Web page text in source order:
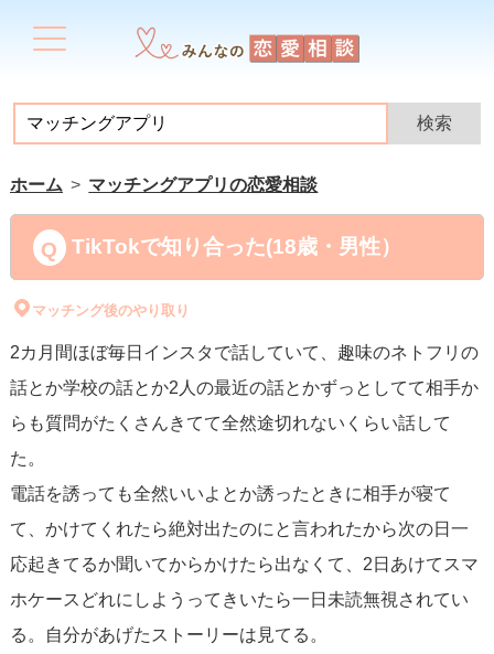
ホーム マッチングアプリの恋愛相談
TikTokで知り合った(18歳・男性）
マッチング後のやり取り
2カ月間ほぼ毎日インスタで話していて、趣味のネトフリの
話とか学校の話とか2人の最近の話とかずっとしてて相手か
らも質問がたくさんきてて全然途切れないくらい話して
た。
電話を誘っても全然いいよとか誘ったときに相手が寝て
て、かけてくれたら絶対出たのにと言われたから次の日一
応起きてるか聞いてからかけたら出なくて、2日あけてスマ
ホケースどれにしようってきいたら一日未読無視されてい
る。自分があげたストーリーは見てる。